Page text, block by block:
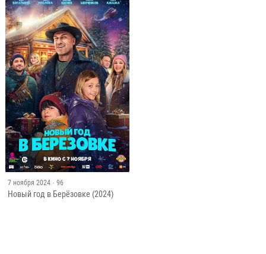
7 ноября 2024 · 96
Новый год в Берёзовке (2024)